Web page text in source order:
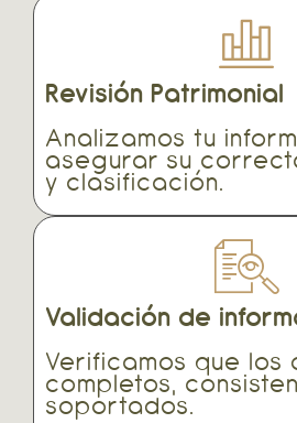
Revisión Patrimonial
Analizamos tu
asegurar su
y clasificación.
Validación de
Verificamos que los
completos,
soportados.